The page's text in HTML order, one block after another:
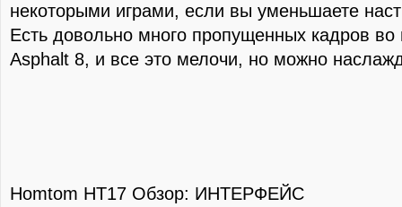
некоторыми играми, если вы уменьшаете
Есть довольно много пропущенных кадров во
Asphalt 8, и все это мелочи, но можно
Homtom HT17 Обзор: ИНТЕРФЕЙС